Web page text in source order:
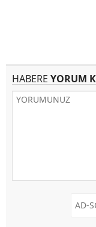
HABERE YORUM